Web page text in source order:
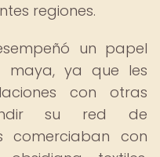
regiones.
un papel
maya, ya que les
con otras
su red de
comerciaban con